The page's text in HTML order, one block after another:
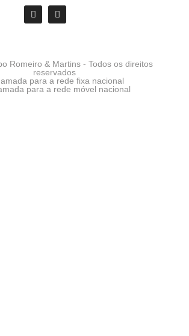
Romeiro & Martins - Todos os direitos
reservados
para a rede fixa nacional
para a rede móvel nacional